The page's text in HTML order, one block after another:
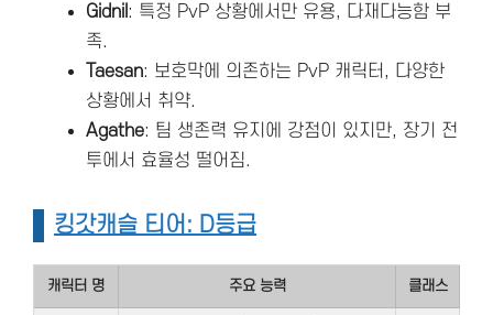
Gidnil : 특정 PvP 상황에서만 유용, 다재다능함 부
족.
Taesan: 보호막에 의존하는 PvP 캐릭터, 다양한
상황에서 취약.
Agathe: 팀 생존력 유지에 강점이 있지만, 장기 전
투에서 효율성 떨어짐.
킹갓캐슬 티어: D등급
캐릭터 명 주요 능력 클래스